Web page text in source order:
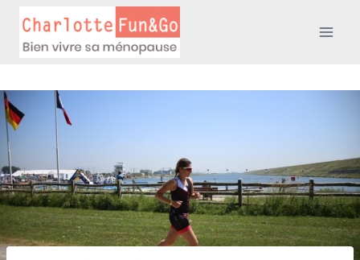
contenu